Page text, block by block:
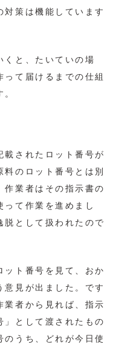
策は機能しています
くと、たいていの場
て届けるまでの仕組
載されたロット番号が
のロット番号とは別
作業者はその指示書の
って作業を進めまし
脱として扱われたので
ット番号を見て、おか
意見が出ました。です
業者から見れば、指示
」として渡されたもの
のうち、どれが今日使